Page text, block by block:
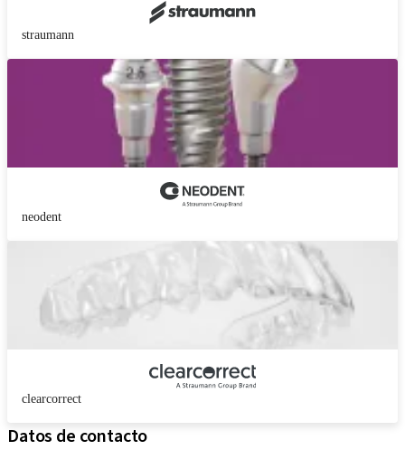
straumann
neodent
clearcorrect
Datos de contacto